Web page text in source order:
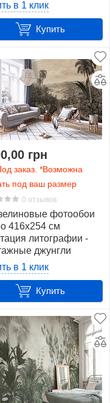
+клей
в 1 клик
Купить
грн
заказ. *Возможна
под ваш размер
0 отзывов
фотообои
416x254 см
литографии -
джунгли
в 1 клик
Купить